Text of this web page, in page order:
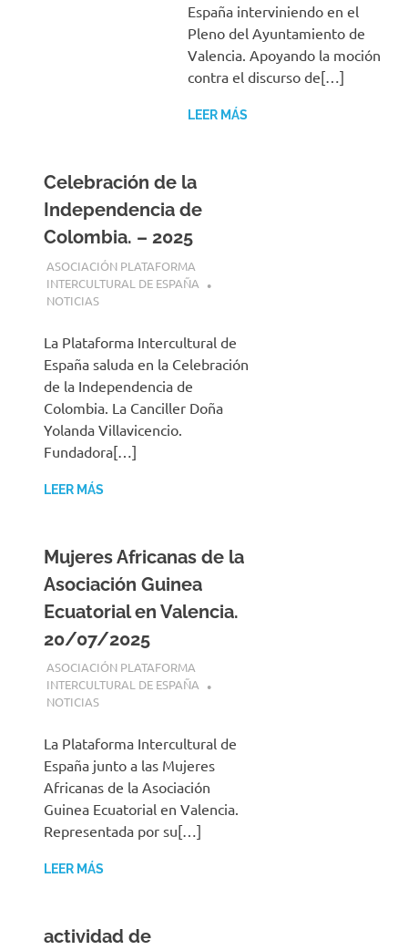
España interviniendo en el
Pleno del Ayuntamiento de
Valencia. Apoyando la moción
contra el discurso de[…]
LEER MÁS
Celebración de la
Independencia de
Colombia. – 2025
22 JULIO, 2025
ASOCIACIÓN PLATAFORMA
INTERCULTURAL DE ESPAÑA
NOTICIAS
La Plataforma Intercultural de
España saluda en la Celebración
de la Independencia de
Colombia. La Canciller Doña
Yolanda Villavicencio.
Fundadora[…]
LEER MÁS
Mujeres Africanas de la
Asociación Guinea
Ecuatorial en Valencia.
20/07/2025
20 JULIO, 2025
ASOCIACIÓN PLATAFORMA
INTERCULTURAL DE ESPAÑA
NOTICIAS
La Plataforma Intercultural de
España junto a las Mujeres
Africanas de la Asociación
Guinea Ecuatorial en Valencia.
Representada por su[…]
LEER MÁS
actividad de